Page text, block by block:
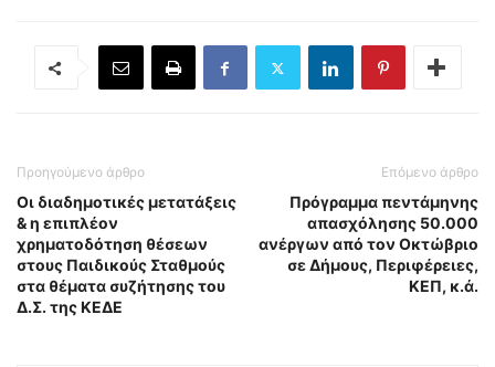
Προηγούμενο άρθρο
Οι διαδημοτικές μετατάξεις
& η επιπλέον
χρηματοδότηση θέσεων
στους Παιδικούς Σταθμούς
στα θέματα συζήτησης του
Δ.Σ. της ΚΕΔΕ
Επόμενο άρθρο
Πρόγραμμα πεντάμηνης
απασχόλησης 50.000
ανέργων από τον Οκτώβριο
σε Δήμους, Περιφέρειες,
ΚΕΠ, κ.ά.